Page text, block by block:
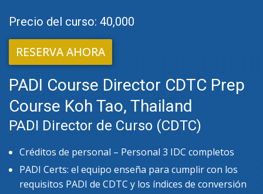
Precio del curso: 40,000
RESERVA AHORA
PADI Course Director CDTC Prep
Course Koh Tao, Thailand
PADI Director de Curso (CDTC)
Créditos de personal – Personal 3 IDC completos
PADI Certs: el equipo enseña para cumplir con los
requisitos PADI de CDTC y los índices de conversión